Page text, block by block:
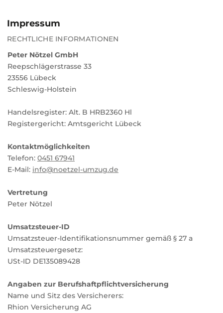
Impressum
RECHTLICHE INFORMATIONEN
Peter Nötzel GmbH
Reepschlägerstrasse 33
23556 Lübeck
Schleswig-Holstein
Handelsregister: Alt. B HRB2360 Hl
Registergericht: Amtsgericht Lübeck
Kontaktmöglichkeiten
Telefon: 0451 67941
E-Mail: info@noetzel-umzug.de
Vertretung
Peter Nötzel
Umsatzsteuer-ID
Umsatzsteuer-Identifikationsnummer gemäß § 27 a
Umsatzsteuergesetz:
USt-ID DE135089428
Angaben zur Berufshaftpflichtversicherung
Name und Sitz des Versicherers:
Rhion Versicherung AG